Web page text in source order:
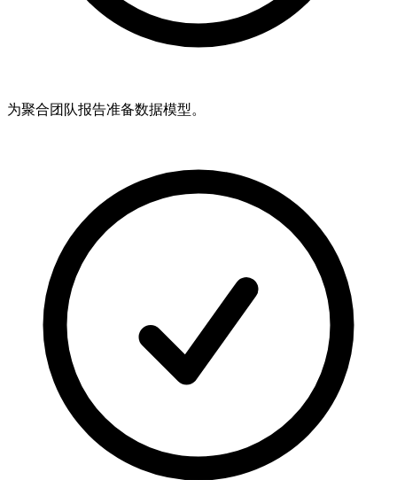
为聚合团队报告准备数据模型。